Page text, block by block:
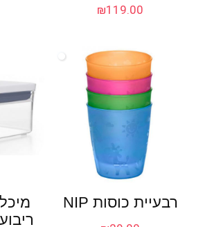
₪119.00
רבעיית כוסות NIP